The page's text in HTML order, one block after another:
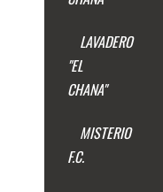
LAVADERO
"EL
CHANA"
MISTERIO
F.C.